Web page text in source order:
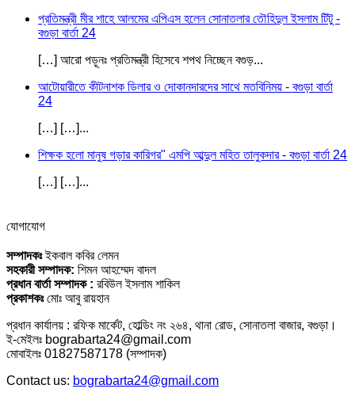
প্রতিমন্ত্রী মীর শাহে আলমের এপিএস হলেন সোনাতলার তৌহিদুল ইসলাম টিটু -
বগুড়া বার্তা 24
[…] আরো পড়ূনঃ প্রতিমন্ত্রী হিসেবে শপথ নিচ্ছেন বগুড়...
আটোয়ারীতে কীটনাশক ডিলার ও দোকানদারদের সাথে মতবিনিময় - বগুড়া বার্তা
24
[…] […]...
শিক্ষক হলো মানুষ গড়ার কারিগর" এমপি আব্দুল মহিত তালুকদার - বগুড়া বার্তা 24
[…] […]...
যোগাযোগ
সম্পাদকঃইকবাল কবির লেমন
সহকারী সম্পাদক: শিমন আহম্মেদ বাদল
প্রধান বার্তা সম্পাদক : রবিউল ইসলাম শাকিল
প্রকাশকঃমোঃ আবু রায়হান
প্রধান কার্যালয় : রফিক মার্কেট, হোল্ডিং নং ২৬৪, থানা রোড, সোনাতলা বাজার, বগুড়া।
ই-মেইলঃ bograbarta24@gmail.com
মোবাইলঃ 01827587178 (সম্পাদক)
Contact us: bograbarta24@gmail.com